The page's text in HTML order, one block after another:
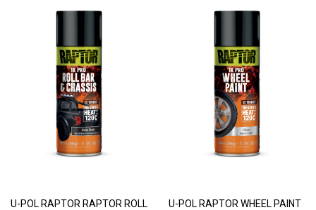
U-POL RAPTOR RAPTOR ROLL
U-POL RAPTOR WHEEL PAINT